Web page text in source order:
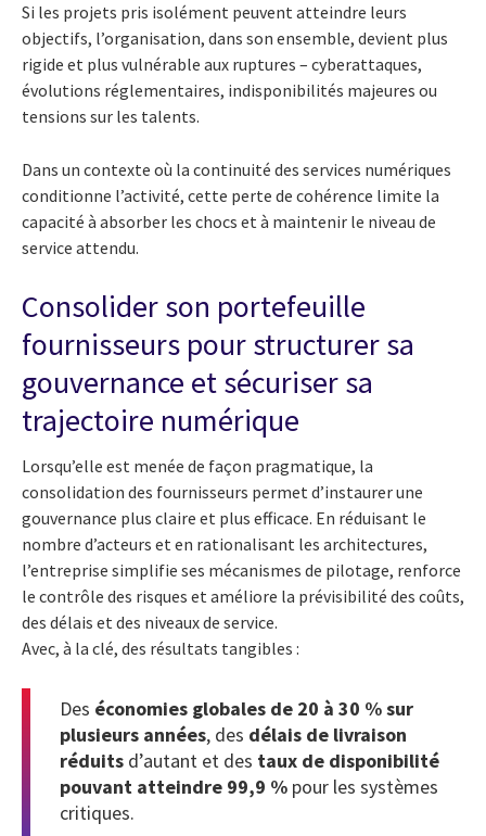
Si les projets pris isolément peuvent atteindre leurs
objectifs, l’organisation, dans son ensemble, devient plus
rigide et plus vulnérable aux ruptures – cyberattaques,
évolutions réglementaires, indisponibilités majeures ou
tensions sur les talents.
Dans un contexte où la continuité des services numériques
conditionne l’activité, cette perte de cohérence limite la
capacité à absorber les chocs et à maintenir le niveau de
service attendu.
Consolider son portefeuille
fournisseurs pour structurer sa
gouvernance et sécuriser sa
trajectoire numérique
Lorsqu’elle est menée de façon pragmatique, la
consolidation des fournisseurs permet d’instaurer une
gouvernance plus claire et plus efficace. En réduisant le
nombre d’acteurs et en rationalisant les architectures,
l’entreprise simplifie ses mécanismes de pilotage, renforce
le contrôle des risques et améliore la prévisibilité des coûts,
des délais et des niveaux de service.
Avec, à la clé, des résultats tangibles :
Des économies globales de 20 à 30 % sur
plusieurs années, des délais de livraison
réduits d’autant et des taux de disponibilité
pouvant atteindre 99,9 % pour les systèmes
critiques.